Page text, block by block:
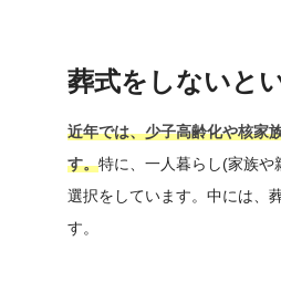
葬式をしないと
近年では、少子高齢化や核家
す。特に、一人暮らし(家族や
選択をしています。中には、
す。